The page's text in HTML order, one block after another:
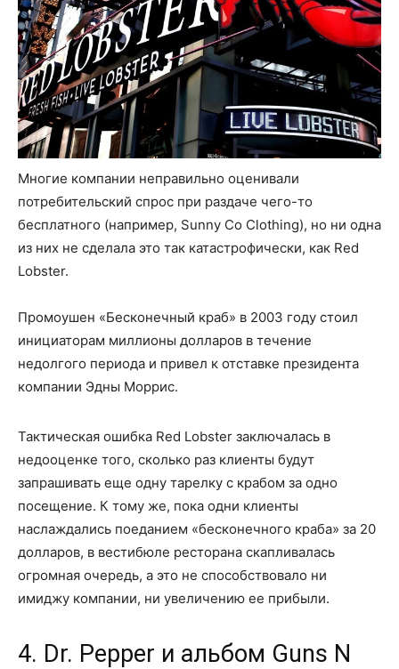
Многие компании неправильно оценивали
потребительский спрос при раздаче чего-то
бесплатного (например, Sunny Co Clothing), но ни одна
из них не сделала это так катастрофически, как Red
Lobster.
Промоушен «Бесконечный краб» в 2003 году стоил
инициаторам миллионы долларов в течение
недолгого периода и привел к отставке президента
компании Эдны Моррис.
Тактическая ошибка Red Lobster заключалась в
недооценке того, сколько раз клиенты будут
запрашивать еще одну тарелку с крабом за одно
посещение. К тому же, пока одни клиенты
наслаждались поеданием «бесконечного краба» за 20
долларов, в вестибюле ресторана скапливалась
огромная очередь, а это не способствовало ни
имиджу компании, ни увеличению ее прибыли.
4. Dr. Pepper и альбом Guns N